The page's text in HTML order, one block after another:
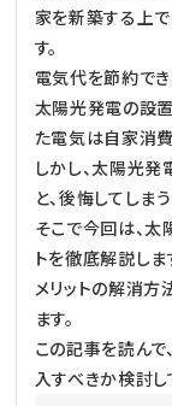
家を新築する上
す。
電気代を節約でき
太陽光発電の設置
た電気は自家消費
しかし、太陽光発
と、後悔してしま
そこで今回は、太
トを徹底解説し
メリットの解消方
ます。
この記事を読ん
入すべきか検討し